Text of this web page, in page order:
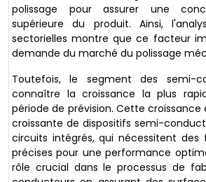
polissage pour assurer une
supérieure du produit. Ainsi,
sectorielles montre que ce facteur
demande du marché du polissage
Toutefois, le segment des semi-
connaître la croissance la plus
période de prévision. Cette
croissante de dispositifs semi-
circuits intégrés, qui nécessitent des
précises pour une performance
rôle crucial dans le processus de